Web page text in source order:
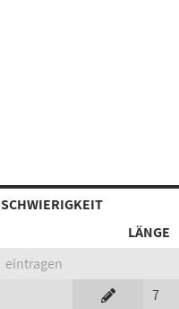
SCHWIERIGKEIT
LÄNGE
eintragen
7